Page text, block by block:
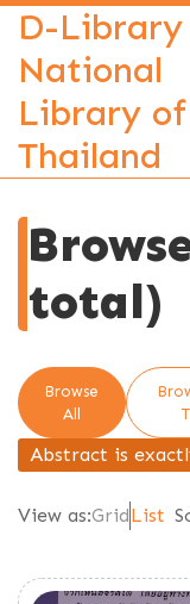
D-Library
National
Library of
Thailand
total)
Browse
All
Abstract is
View as:GridList